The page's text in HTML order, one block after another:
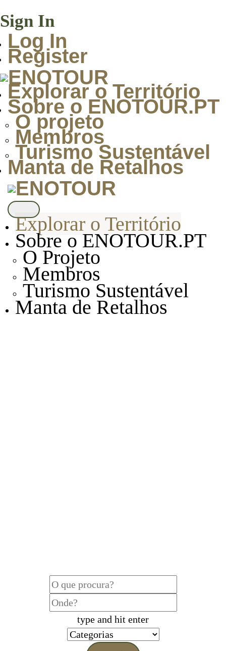
Sign In
Log In
Register
Explorar o Território
Sobre o ENOTOUR.PT
O projeto
Membros
Turismo Sustentável
Manta de Retalhos
Explorar o Território
Sobre o ENOTOUR.PT
O Projeto
Membros
Turismo Sustentável
Manta de Retalhos
type and hit enter